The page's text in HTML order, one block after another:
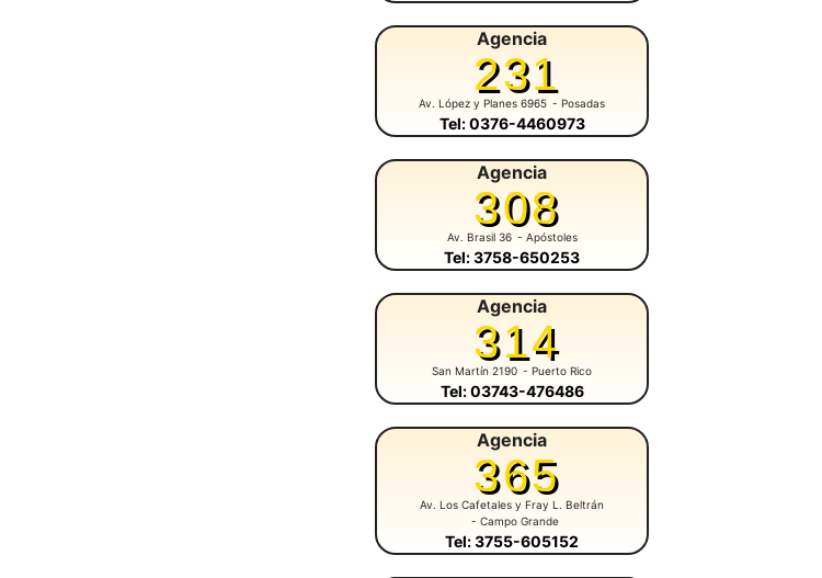
Agencia
231
Av. López y Planes 6965 - Posadas
Tel: 0376-4460973
Agencia
308
Av. Brasil 36 - Apóstoles
Tel: 3758-650253
Agencia
314
San Martín 2190 - Puerto Rico
Tel: 03743-476486
Agencia
365
Av. Los Cafetales y Fray L. Beltrán
- Campo Grande
Tel: 3755-605152